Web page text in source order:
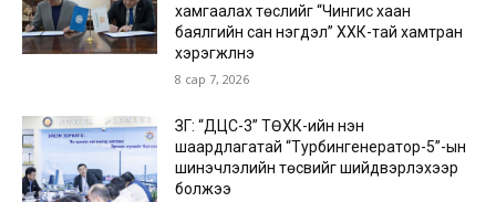
хамгаалах төслийг “Чингис хаан
баялгийн сан нэгдэл” ХХК-тай хамтран
хэрэгжүүлнэ
8 сар 7, 2026
ЗГ: “ДЦС-3” ТӨХК-ийн нэн
шаардлагатай “Турбингенератор-5”-ын
шинэчлэлийн төсвийг шийдвэрлэхээр
болжээ